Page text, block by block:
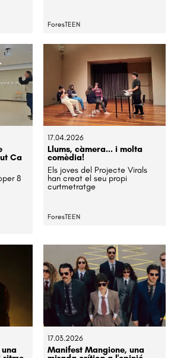
ForesTEEN
Ca
8
17.04.2026
Llums, càmera... i molta
comèdia!
Els joves del Projecte Virals
han creat el seu propi
curtmetratge
ForesTEEN
17.03.2026
Manifest Mangione, una